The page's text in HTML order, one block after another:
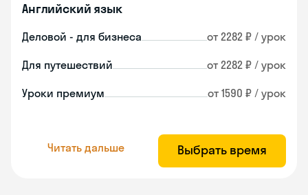
Английский язык
Деловой - для бизнеса от 2282 ₽ / урок
Для путешествий от 2282 ₽ / урок
Уроки премиум от 1590 ₽ / урок
Читать дальше Выбрать время